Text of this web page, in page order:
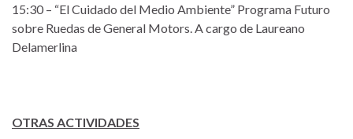
15:30 – “El Cuidado del Medio Ambiente” Programa Futuro
sobre Ruedas de General Motors. A cargo de Laureano
Delamerlina
OTRAS ACTIVIDADES